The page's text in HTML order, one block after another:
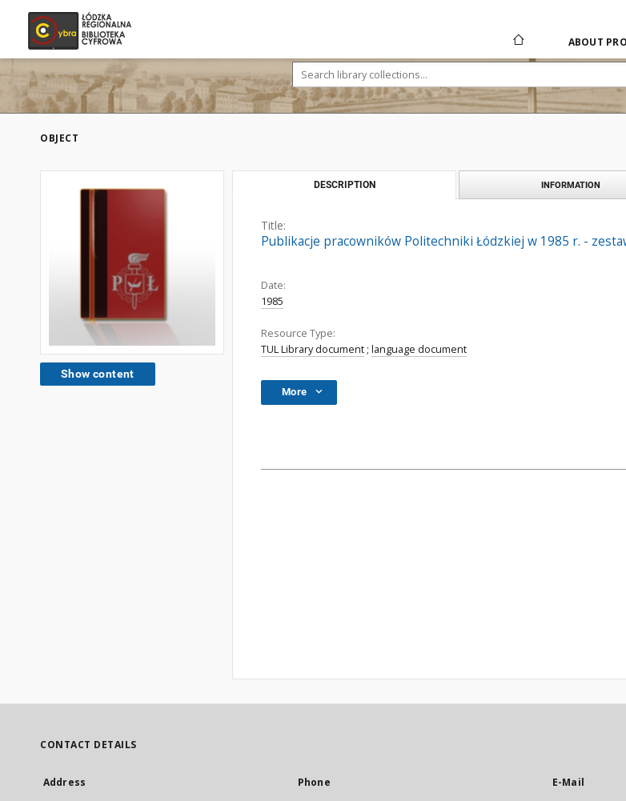
ABOUT
OBJECT
Show content
DESCRIPTION INFORMATION
Title:
Publikacje pracowników Politechniki Łódzkiej w 1985 r. -
Date:
1985
Resource Type:
TUL Library document ; language document
More
CONTACT DETAILS
Address Phone E-Mail